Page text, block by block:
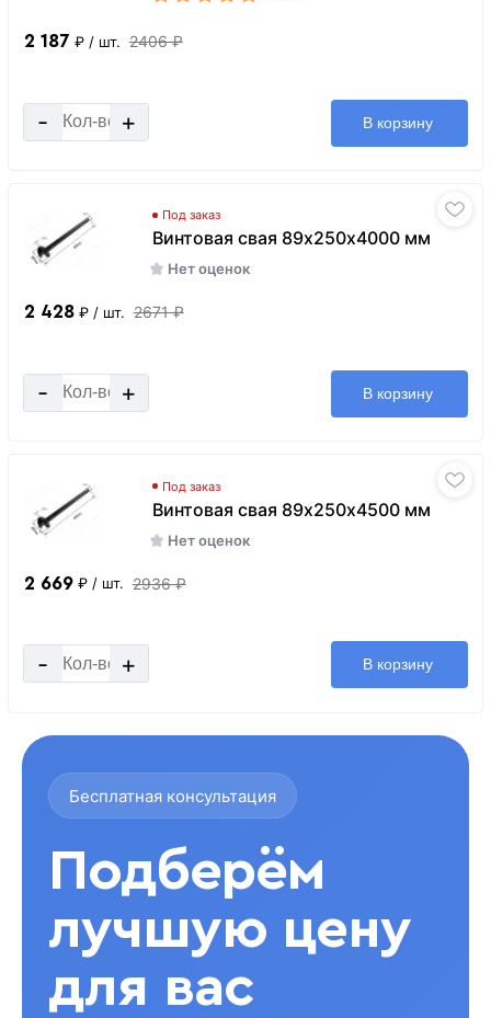
2 187 ₽ / шт. 2406 ₽
- + В корзину
Под заказ
Винтовая свая 89х250х4000 мм
Нет оценок
2 428 ₽ / шт. 2671 ₽
- + В корзину
Под заказ
Винтовая свая 89х250х4500 мм
Нет оценок
2 669 ₽ / шт. 2936 ₽
- + В корзину
Бесплатная консультация
Подберём
лучшую цену
для вас